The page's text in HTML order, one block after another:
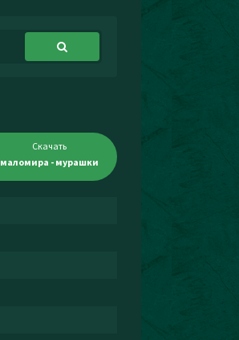
Скачать
маломира - мурашки